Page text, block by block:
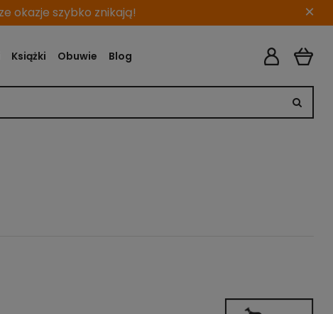
okazje szybko znikają! ×
Książki Obuwie Blog